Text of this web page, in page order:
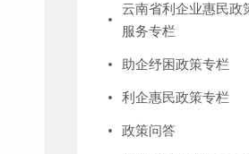
云南省利企业惠民政
服务专栏
助企纾困政策专栏
利企惠民政策专栏
政策问答